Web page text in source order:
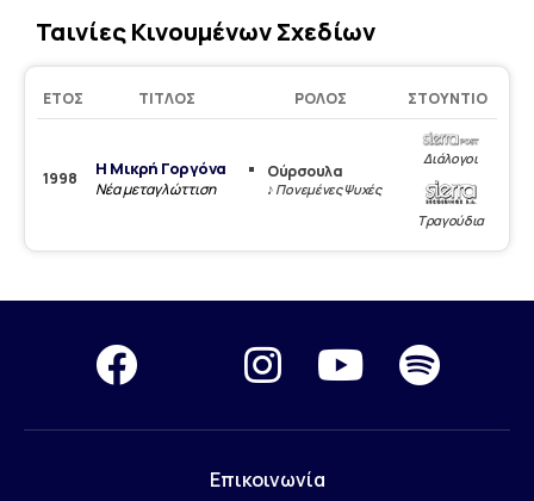
Ταινίες Κινουμένων Σχεδίων
ΈΤΟΣ ΤΊΤΛΟΣ ΡΌΛΟΣ ΣΤΟΎΝΤΙΟ
1998 H Mικρή Γοργόνα
Νέα μεταγλώττιση
Ούρσουλα
♪ Πονεμένες Ψυχές
Διάλογοι
Τραγούδια
Επικοινωνία